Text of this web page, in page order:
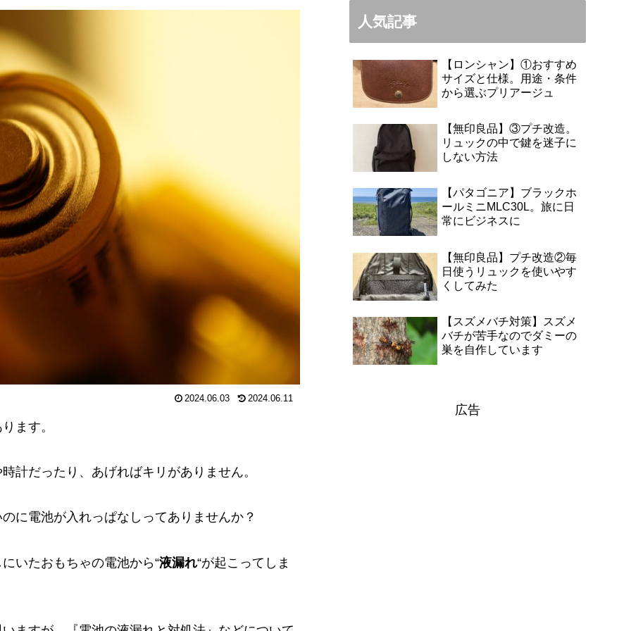
2024.06.03 2024.06.11
ます。
計だったり、あげればキリがありません。
に電池が入れっぱなしってありませんか？
いたおもちゃの電池から“液漏れ“が起こってしま
人気記事
【ロンシャン】①おすすめ
サイズと仕様。用途・条件
から選ぶプリアージュ
【無印良品】③プチ改造。
リュックの中で鍵を迷子に
しない方法
【パタゴニア】ブラックホ
ールミニMLC30L。旅に日
常にビジネスに
【無印良品】プチ改造②毎
日使うリュックを使いやす
くしてみた
【スズメバチ対策】スズメ
バチが苦手なのでダミーの
巣を自作しています
広告